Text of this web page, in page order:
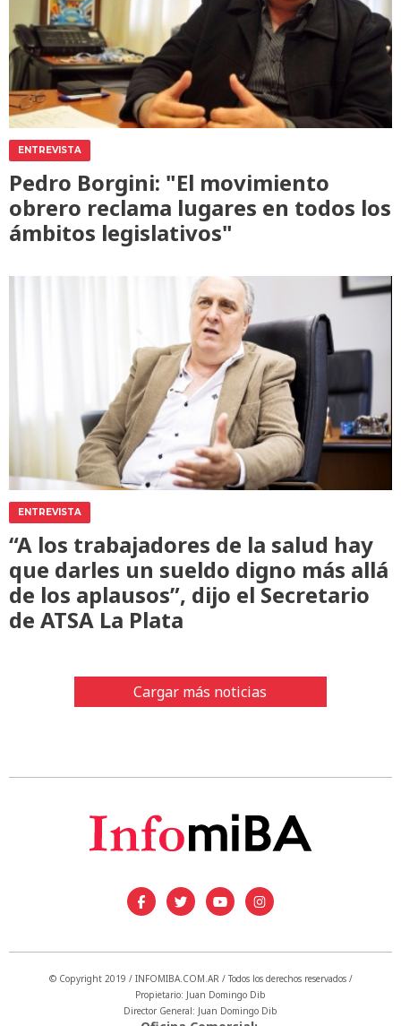
ENTREVISTA
Pedro Borgini: "El movimiento
obrero reclama lugares en todos los
ámbitos legislativos"
ENTREVISTA
“A los trabajadores de la salud hay
que darles un sueldo digno más allá
de los aplausos”, dijo el Secretario
de ATSA La Plata
Cargar más noticias
© Copyright 2019 / INFOMIBA.COM.AR / Todos los derechos reservados /
Propietario: Juan Domingo Dib
Director General: Juan Domingo Dib